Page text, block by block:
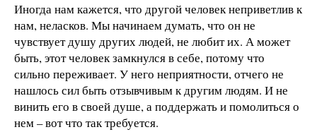
Иногда нам кажется, что другой человек неприветлив к
нам, неласков. Мы начинаем думать, что он не
чувствует душу других людей, не любит их. А может
быть, этот человек замкнулся в себе, потому что
сильно переживает. У него неприятности, отчего не
нашлось сил быть отзывчивым к другим людям. И не
винить его в своей душе, а поддержать и помолиться о
нем – вот что так требуется.